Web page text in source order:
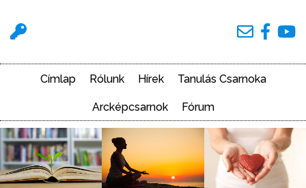
Felhasználói
Címlap Rólunk Hírek Tanulás Csarnoka
Arcképcsarnok Fórum